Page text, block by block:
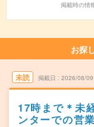
掲載時の情
お探
未読 掲載日 2026/08/09
17時まで＊未
ンターでの営